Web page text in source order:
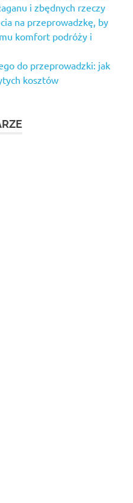
i zbędnych rzeczy
na przeprowadzkę, by
komfort podróży i
do przeprowadzki: jak
kosztów